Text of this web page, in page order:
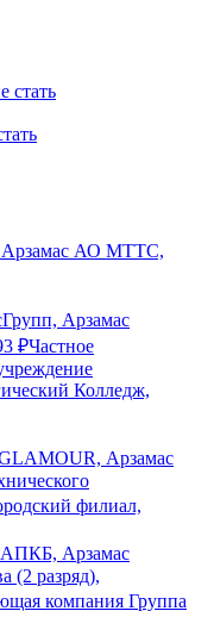
АО МТТС,
Арзамас
₽Частное
Колледж,
Арзамас
филиал,
АПКБ, Арзамас
(2 разряд),
компания Группа